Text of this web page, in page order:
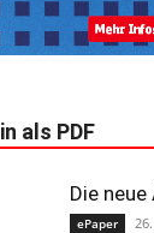
als PDF
Die
ePaper